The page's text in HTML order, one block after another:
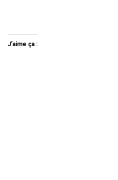
J’aime ça :